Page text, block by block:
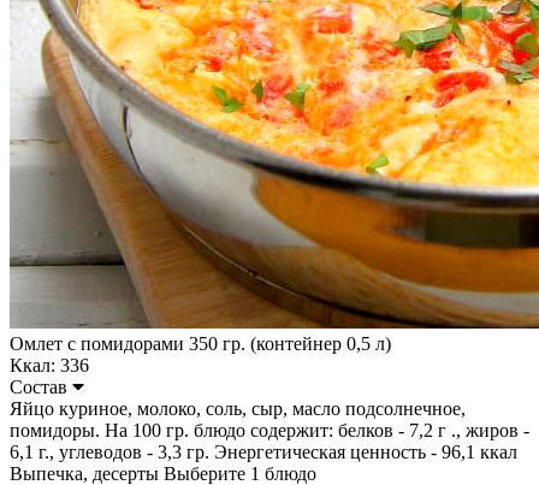
Омлет с помидорами 350 гр. (контейнер 0,5 л)
Ккал: 336
Состав
Яйцо куриное, молоко, соль, сыр, масло подсолнечное,
помидоры. На 100 гр. блюдо содержит: белков - 7,2 г ., жиров -
6,1 г., углеводов - 3,3 гр. Энергетическая ценность - 96,1 ккал
Выпечка, десерты Выберите 1 блюдо